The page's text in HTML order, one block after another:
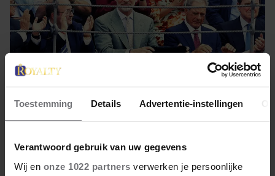
Toestemming Details Advertentie-instellingen
Verantwoord gebruik van uw gegevens
Wij en onze 1022 partners verwerken je persoonlijke
FELIPE BIJ HET